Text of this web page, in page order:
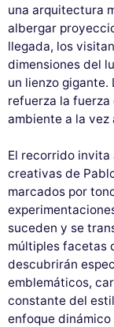
una arquitectura
albergar
llegada, los
dimensiones del
un lienzo gigante.
refuerza la
ambiente a la
El recorrido
creativas de
marcados por
suceden y se
múltiples facetas
descubrirán
emblemáticos,
constante del
enfoque